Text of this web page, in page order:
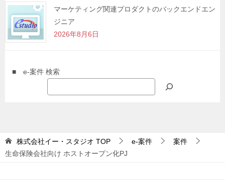
マーケティング関連プロダクトのバックエンドエン
ジニア
2026年8月6日
■ e-案件 検索
株式会社イー・スタジオ TOP e-案件
案件
生命保険会社向け ホストオープン化PJ